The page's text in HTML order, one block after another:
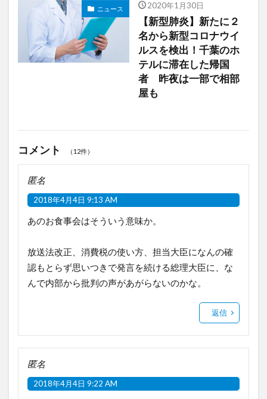
ニュース 2020年1月30日
【新型肺炎】新たに２
名から新型コロナウイ
ルスを検出！千葉のホ
テルに滞在した帰国
者 昨夜は一部で相部
屋も
コメント （12件）
匿名
2018年4月4日 9:13 AM
あのお食事会はそういう意味か。
放送法改正、消費税の使い方、担当大臣になんの確
認もとらず思いつきで発言を続ける総理大臣に、な
んで内部から批判の声があがらないのかな。
返信
匿名
2018年4月4日 9:22 AM